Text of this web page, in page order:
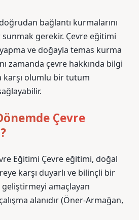
bağlantı kurmalarını
gerekir. Çevre eğitimi
ve doğayla temas kurma
zamanda çevre hakkında bilgi
karşı olumlu bir tutum
Çevre
Eğitimi Çevre eğitimi, doğal
karşı duyarlı ve bilinçli bir
geliştirmeyi amaçlayan
alanıdır (Öner-Armağan,